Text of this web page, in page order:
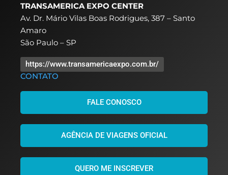
TRANSAMERICA EXPO CENTER
Av. Dr. Mário Vilas Boas Rodrigues, 387 – Santo
Amaro
São Paulo – SP
https://www.transamericaexpo.com.br/
CONTATO
FALE CONOSCO
AGÊNCIA DE VIAGENS OFICIAL
QUERO ME INSCREVER